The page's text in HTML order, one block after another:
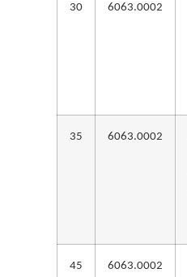
30 6063.0002
35 6063.0002
45 6063.0002